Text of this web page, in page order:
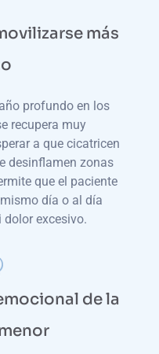
más
profundo en los
recupera muy
a que cicatricen
desinflamen zonas
que el paciente
día o al día
dolor excesivo.
de la